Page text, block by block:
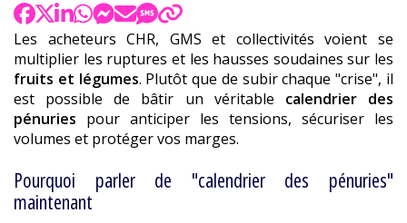
Les acheteurs CHR, GMS et collectivités voient se
multiplier les ruptures et les hausses soudaines sur les
fruits et légumes. Plutôt que de subir chaque "crise", il
est possible de bâtir un véritable calendrier des
pénuries pour anticiper les tensions, sécuriser les
volumes et protéger vos marges.
Pourquoi parler de "calendrier des pénuries"
maintenant